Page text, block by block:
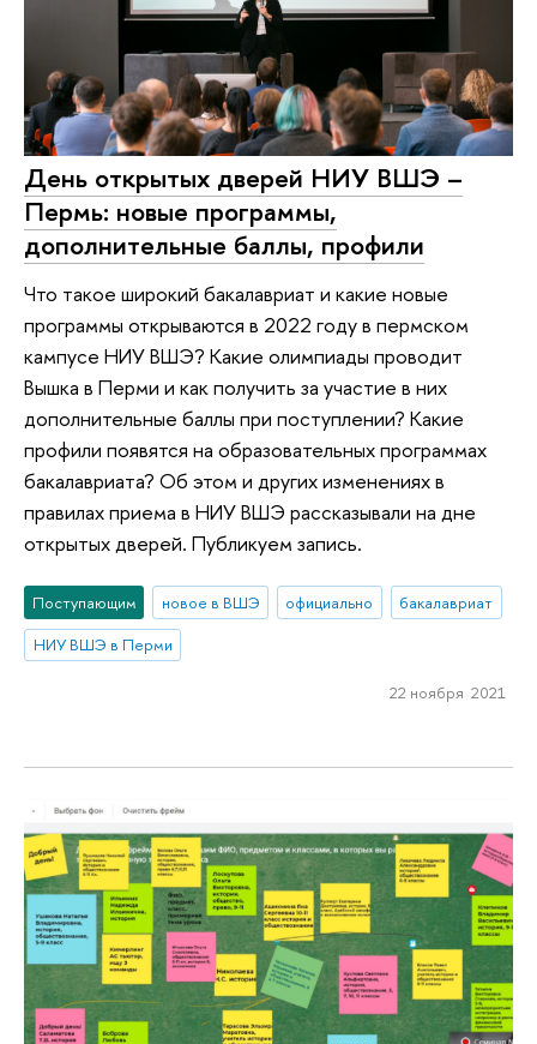
День открытых дверей НИУ ВШЭ –
Пермь: новые программы,
дополнительные баллы, профили
Что такое широкий бакалавриат и какие новые
программы открываются в 2022 году в пермском
кампусе НИУ ВШЭ? Какие олимпиады проводит
Вышка в Перми и как получить за участие в них
дополнительные баллы при поступлении? Какие
профили появятся на образовательных программах
бакалавриата? Об этом и других изменениях в
правилах приема в НИУ ВШЭ рассказывали на дне
открытых дверей. Публикуем запись.
Поступающим новое в ВШЭ официально
бакалавриат
НИУ ВШЭ в Перми
22 ноября 2021